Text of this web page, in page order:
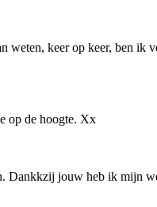
weten, keer op keer, ben ik
op de hoogte. Xx
Dankkzij jouw heb ik mijn